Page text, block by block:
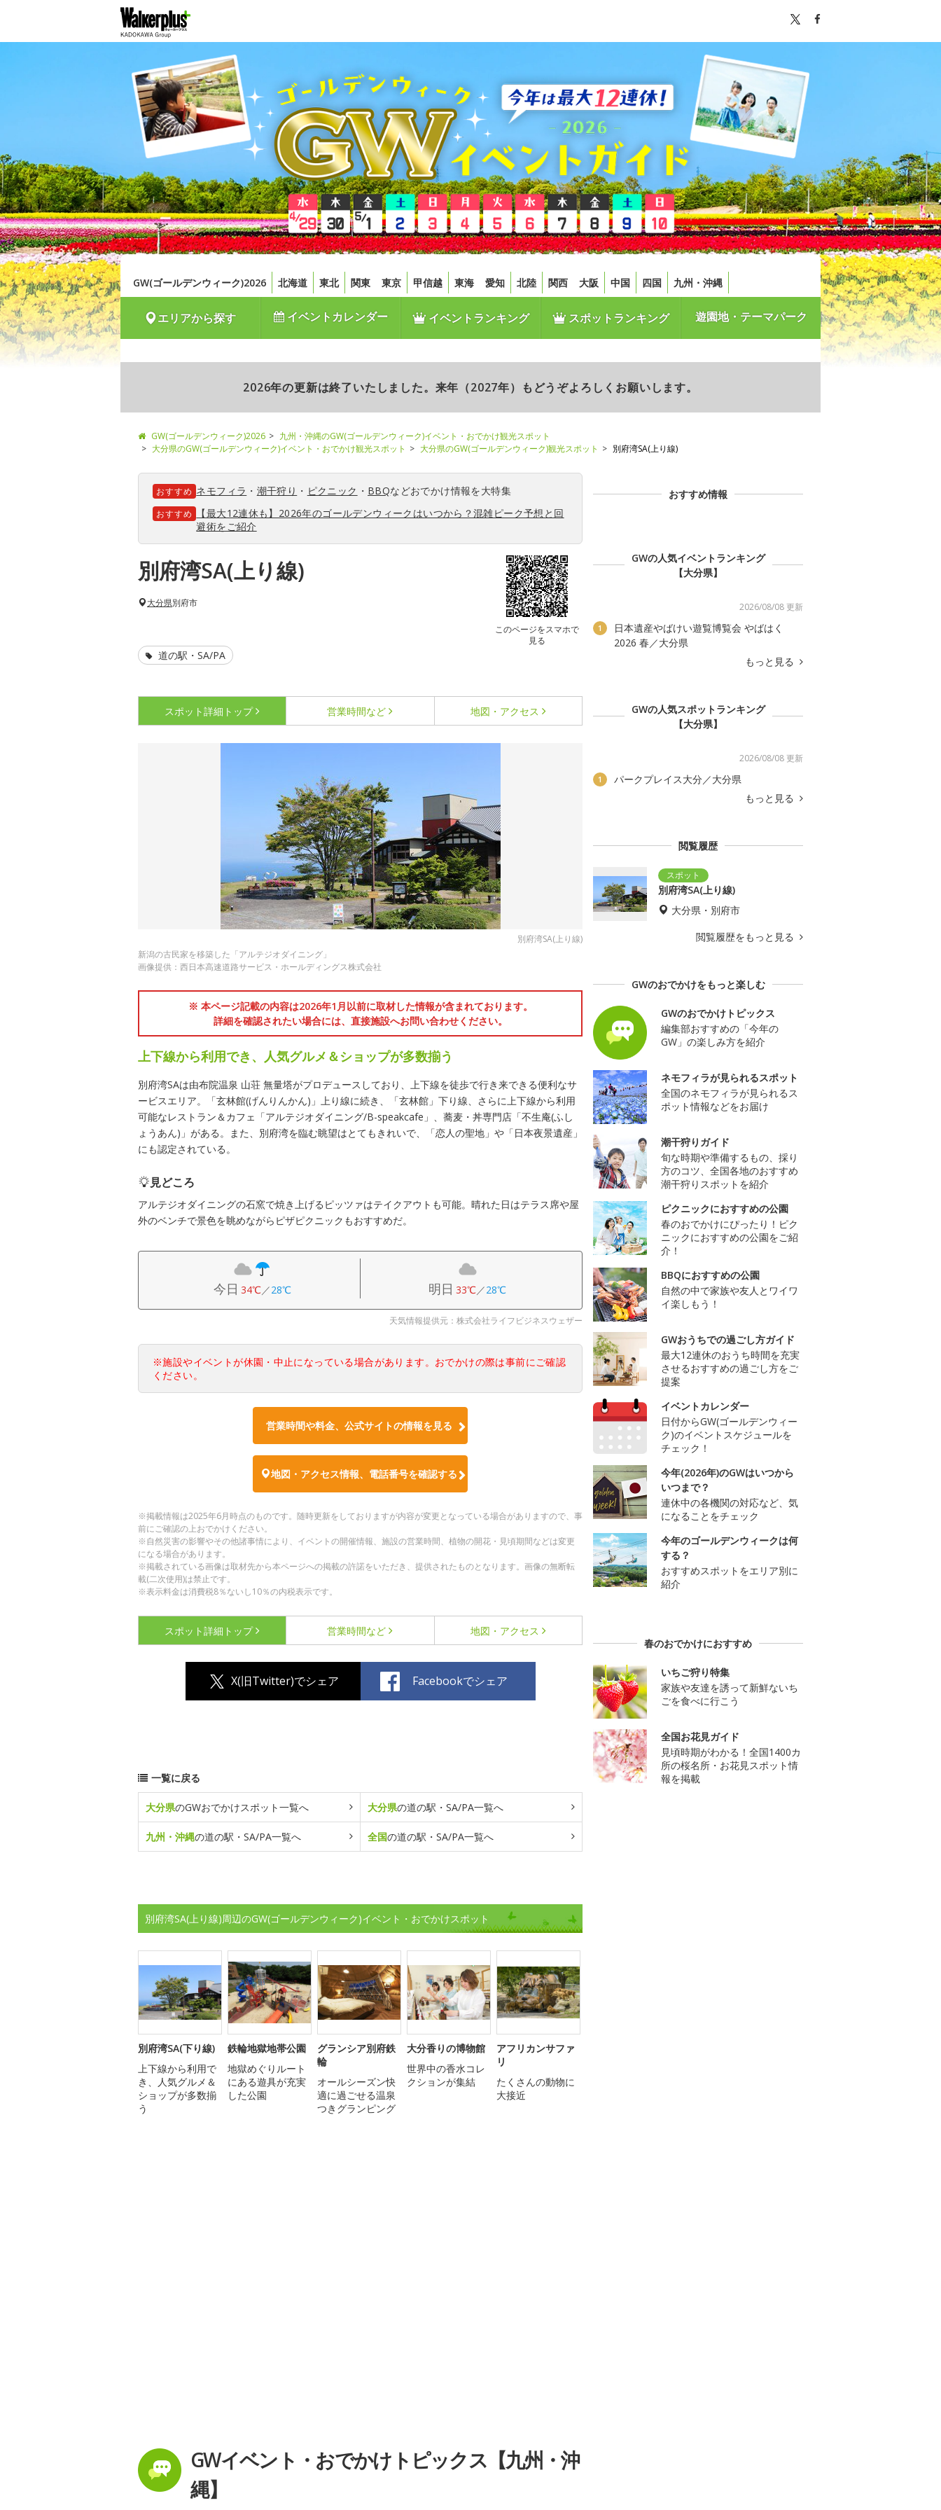
GW(ゴールデンウィーク)2026 北海道 東北 関東 東京 甲信越 東海 愛知 北陸 関西 大阪 中国 四国 九州・沖縄
エリアから探す イベントカレンダー イベントランキング スポットランキング 遊園地・テーマパーク
2026年の更新は終了いたしました。来年（2027年）もどうぞよろしくお願いします。
GW(ゴールデンウィーク)2026
九州・沖縄のGW(ゴールデンウィーク)イベント・おでかけ観光スポット
大分県のGW(ゴールデンウィーク)イベント・おでかけ観光スポット
大分県のGW(ゴールデンウィーク)観光スポット 別府湾SA(上り線)
おすすめ ネモフィラ ・ 潮干狩り ・ ピクニック ・ BBQなどおでかけ情報を大特集
おすすめ
【最大12連休も】2026年のゴールデンウィークはいつから？混雑ピーク予想と回
避術をご紹介
別府湾SA(上り線)
このページをスマホで
見る
大分県別府市
道の駅・SA/PA
スポット詳細 トップ 営業時間など 地図・アクセス
別府湾SA(上り線)
新潟の古民家を移築した「アルテジオダイニング」
画像提供：西日本高速道路サービス・ホールディングス株式会社
※ 本ページ記載の内容は2026年1月以前に取材した情報が含まれております。
詳細を確認されたい場合には、直接施設へお問い合わせください。
上下線から利用でき、人気グルメ＆ショップが多数揃う
別府湾SAは由布院温泉 山荘 無量塔がプロデュースしており、上下線を徒歩で行き来できる便利なサ
ービスエリア。「玄林館(げんりんかん)」上り線に続き、「玄林館」下り線、さらに上下線から利用
可能なレストラン＆カフェ「アルテジオダイニング/B-speakcafe」、蕎麦・丼専門店「不生庵(ふし
ょうあん)」がある。また、別府湾を臨む眺望はとてもきれいで、「恋人の聖地」や「日本夜景遺産」
にも認定されている。
見どころ
アルテジオダイニングの石窯で焼き上げるピッツァはテイクアウトも可能。晴れた日はテラス席や屋
外のベンチで景色を眺めながらピザピクニックもおすすめだ。
今日 34℃／28℃ 明日 33℃／28℃
天気情報提供元：株式会社ライフビジネスウェザー
※施設やイベントが休園・中止になっている場合があります。おでかけの際は事前にご確認
ください。
営業時間や料金、公式サイトの情報を見る
地図・アクセス情報、電話番号を確認する
※掲載情報は2025年6月時点のものです。随時更新をしておりますが内容が変更となっている場合がありますので、事
前にご確認の上おでかけください。
※自然災害の影響やその他諸事情により、イベントの開催情報、施設の営業時間、植物の開花・見頃期間などは変更
になる場合があります。
※掲載されている画像は取材先から本ページへの掲載の許諾をいただき、提供されたものとなります。画像の無断転
載(二次使用)は禁止です。
※表示料金は消費税8％ないし10％の内税表示です。
スポット詳細 トップ 営業時間など 地図・アクセス
X(旧Twitter)でシェア Facebookでシェア
一覧に戻る
大分県のGWおでかけスポット一覧へ 大分県の道の駅・SA/PA一覧へ
九州・沖縄の道の駅・SA/PA一覧へ 全国の道の駅・SA/PA一覧へ
別府湾SA(上り線)周辺のGW(ゴールデンウィーク)イベント・おでかけスポット
別府湾SA(下り線)
上下線から利用で
き、人気グルメ＆
ショップが多数揃
う
鉄輪地獄地帯公園
地獄めぐりルート
にある遊具が充実
した公園
グランシア別府鉄
輪
オールシーズン快
適に過ごせる温泉
つきグランピング
大分香りの博物館
世界中の香水コレ
クションが集結
アフリカンサファ
リ
たくさんの動物に
大接近
GWイベント・おでかけトピックス【九州・沖
縄】
おすすめ情報
GWの人気イベントランキング
【大分県】
2026/08/08 更新
1
日本遺産やばけい遊覧博覧会 やばはく
2026 春／大分県
もっと見る
GWの人気スポットランキング
【大分県】
2026/08/08 更新
1
パークプレイス大分／大分県
もっと見る
閲覧履歴
別府湾SA(上り線)
大分県・別府市
閲覧履歴をもっと見る
GWのおでかけをもっと楽しむ
GWのおでかけトピックス
編集部おすすめの「今年の
GW」の楽しみ方を紹介
ネモフィラが見られるスポット
全国のネモフィラが見られるス
ポット情報などをお届け
潮干狩りガイド
旬な時期や準備するもの、採り
方のコツ、全国各地のおすすめ
潮干狩りスポットを紹介
ピクニックにおすすめの公園
春のおでかけにぴったり！ピク
ニックにおすすめの公園をご紹
介！
BBQにおすすめの公園
自然の中で家族や友人とワイワ
イ楽しもう！
GWおうちでの過ごし方ガイド
最大12連休のおうち時間を充実
させるおすすめの過ごし方をご
提案
イベントカレンダー
日付からGW(ゴールデンウィー
ク)のイベントスケジュールを
チェック！
今年(2026年)のGWはいつから
いつまで？
連休中の各機関の対応など、気
になることをチェック
今年のゴールデンウィークは何
する？
おすすめスポットをエリア別に
紹介
春のおでかけにおすすめ
いちご狩り特集
家族や友達を誘って新鮮ないち
ごを食べに行こう
全国お花見ガイド
見頃時期がわかる！全国1400カ
所の桜名所・お花見スポット情
報を掲載